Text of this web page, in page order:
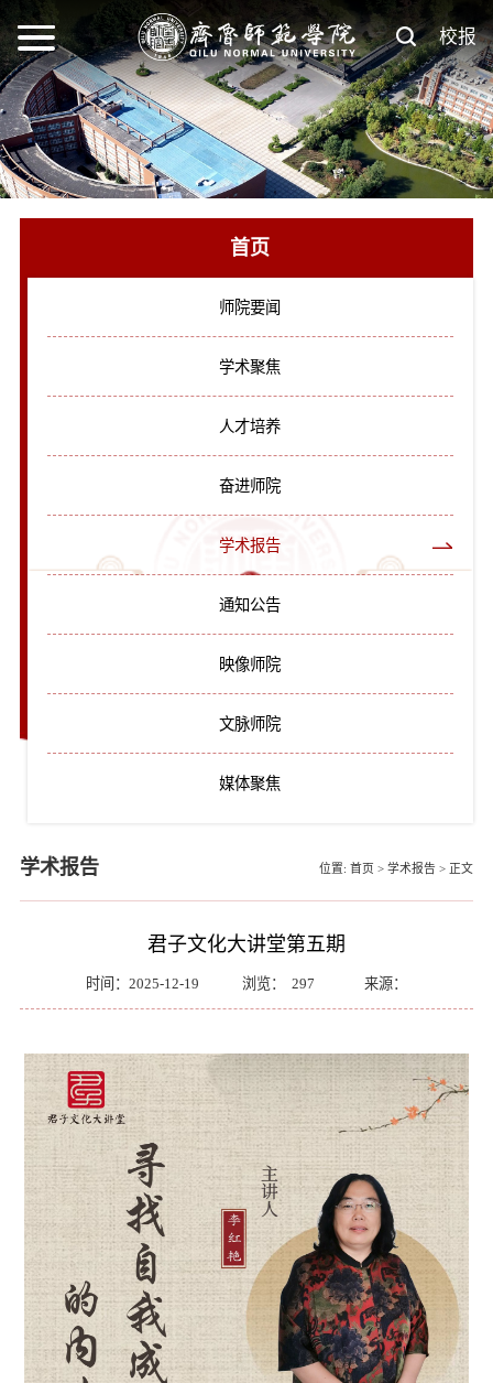
校报
首页
师院要闻
学术聚焦
人才培养
奋进师院
学术报告
通知公告
映像师院
文脉师院
媒体聚焦
学术报告 位置: 首页 > 学术报告 > 正文
君子文化大讲堂第五期
时间：2025-12-19 浏览： 297 来源：